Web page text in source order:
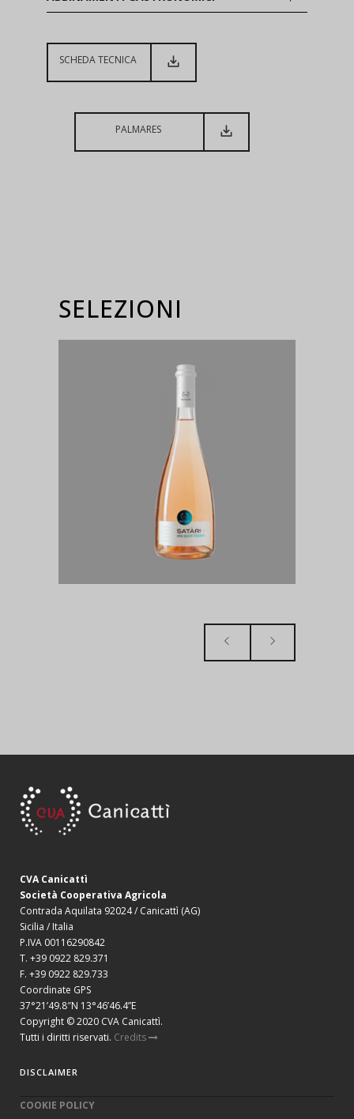
SCHEDA TECNICA
PALMARES
SELEZIONI
CVA Canicattì
Società Cooperativa Agricola
Contrada Aquilata 92024 / Canicattì (AG)
Sicilia / Italia
P.IVA 00116290842
T. +39 0922 829.371
F. +39 0922 829.733
Coordinate GPS
37°21’49.8″N 13°46’46.4”E
Copyright © 2020 CVA Canicattì.
Tutti i diritti riservati. Credits
DISCLAIMER
COOKIE POLICY